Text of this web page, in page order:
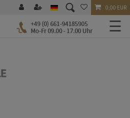
0,00 EUR
☰